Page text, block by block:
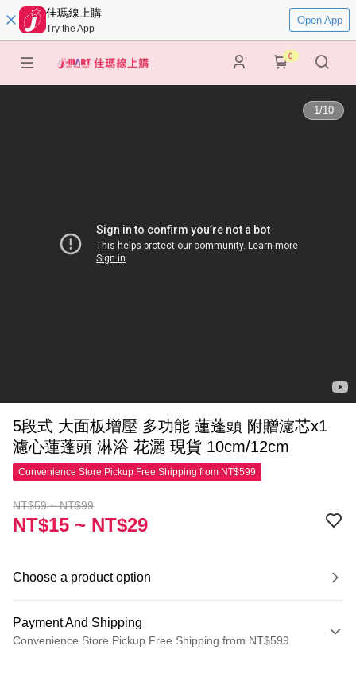
佳瑪線上購
Try the App
Open App
0
1/10
5段式 大面板增壓 多功能 蓮蓬頭 附贈濾芯x1
濾心蓮蓬頭 淋浴 花灑 現貨 10cm/12cm
Convenience Store Pickup Free Shipping from NT$599
NT$59 ~ NT$99
NT$15 ~ NT$29
Choose a product option
Payment And Shipping
Convenience Store Pickup Free Shipping from NT$599